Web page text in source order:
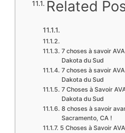
Related
7 choses à savoir
Dakota du Sud
7 choses à savoir
Dakota du Sud
7 Choses à Savoir
Dakota du Sud
8 choses à savoir
Sacramento, CA !
5 Choses à Savoir